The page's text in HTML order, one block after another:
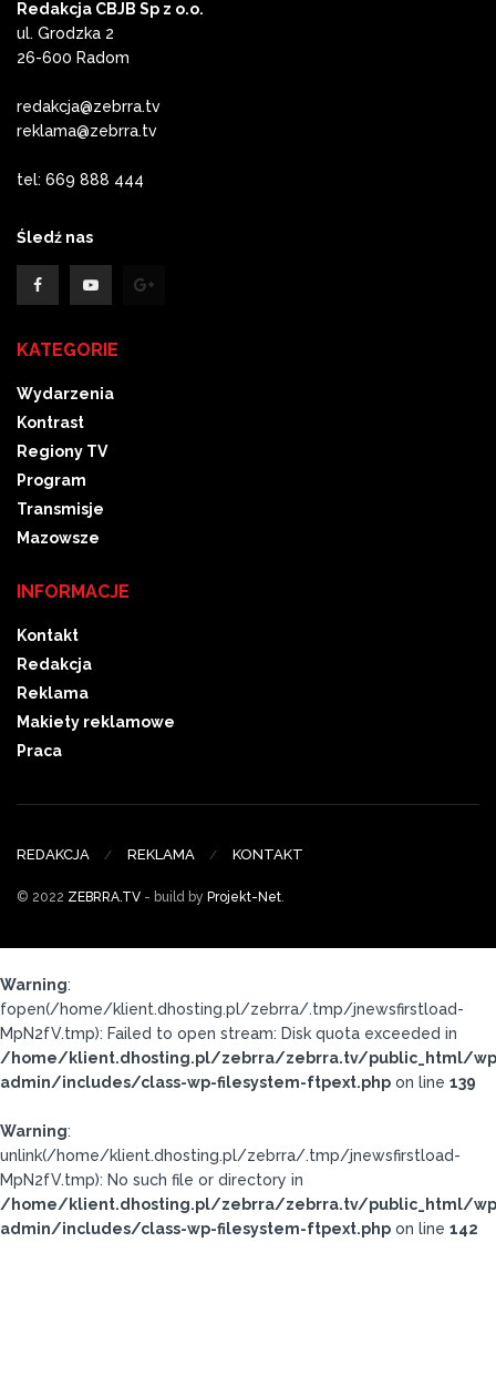
Redakcja CBJB Sp z o.o.
ul. Grodzka 2
26-600 Radom
redakcja@zebrra.tv
reklama@zebrra.tv
tel: 669 888 444
Śledź nas
KATEGORIE
Wydarzenia
Kontrast
Regiony TV
Program
Transmisje
Mazowsze
INFORMACJE
Kontakt
Redakcja
Reklama
Makiety reklamowe
Praca
REDAKCJA REKLAMA KONTAKT
© 2022 ZEBRRA.TV - build by Projekt-Net.
Warning:
fopen(/home/klient.dhosting.pl/zebrra/.tmp/jnewsfirstload-
MpN2fV.tmp): Failed to open stream: Disk quota exceeded in
/home/klient.dhosting.pl/zebrra/zebrra.tv/public_html/
admin/includes/class-wp-filesystem-ftpext.php on line 139
Warning:
unlink(/home/klient.dhosting.pl/zebrra/.tmp/jnewsfirstload-
MpN2fV.tmp): No such file or directory in
/home/klient.dhosting.pl/zebrra/zebrra.tv/public_html/
admin/includes/class-wp-filesystem-ftpext.php on line 142